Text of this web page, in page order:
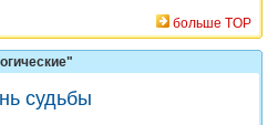
больше TOP
судьбы